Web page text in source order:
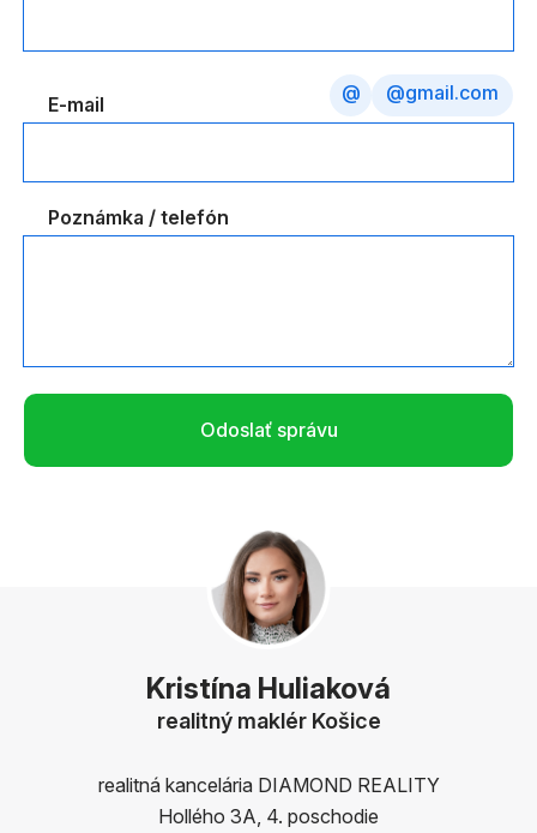
E-mail @ @gmail.com
Poznámka / telefón
Odoslať správu
Kristína Huliaková
realitný maklér Košice
realitná kancelária DIAMOND REALITY
Hollého 3A, 4. poschodie